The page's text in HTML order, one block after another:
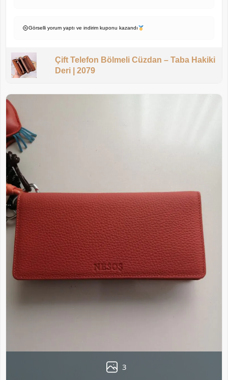
Görselli yorum yaptı ve indirim kuponu kazandı
Çift Telefon Bölmeli Cüzdan – Taba Hakiki
Deri | 2079
3